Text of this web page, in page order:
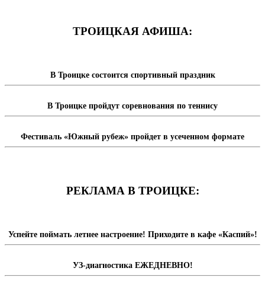
ТРОИЦКАЯ АФИША:
В Троицке состоится спортивный праздник
В Троицке пройдут соревнования по теннису
Фестиваль «Южный рубеж» пройдет в усеченном формате
РЕКЛАМА В ТРОИЦКЕ:
Успейте поймать летнее настроение! Приходите в кафе «Каспий»!
УЗ-диагностика ЕЖЕДНЕВНО!